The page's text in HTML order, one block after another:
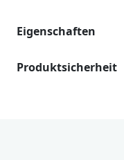
Eigenschaften
Produktsicherheit